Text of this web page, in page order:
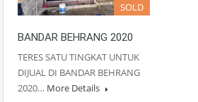
SOLD
BANDAR BEHRANG 2020
TERES SATU TINGKAT UNTUK
DIJUAL DI BANDAR BEHRANG
2020… More Details